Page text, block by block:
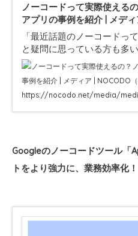
ノーコードって実際使える
アプリの事例を紹介 | メディ
「最近話題のノーコードっ
と疑問に思っている方も多
方向けにノーコードで開発
ーコードのメリットについ
https://nocodo.net/media/
Googleのノーコードツール「
トをより強力に、業務効率化！